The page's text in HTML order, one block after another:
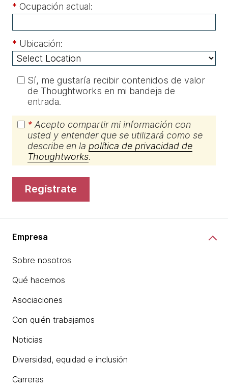
* Ocupación actual:
* Ubicación:
Sí, me gustaría recibir contenidos de valor
de Thoughtworks en mi bandeja de
entrada.
* Acepto compartir mi información con
usted y entender que se utilizará como se
describe en la política de privacidad de
Thoughtworks.
regístrate
Empresa
Sobre nosotros
Qué hacemos
Asociaciones
Con quién trabajamos
Noticias
Diversidad, equidad e inclusión
Carreras